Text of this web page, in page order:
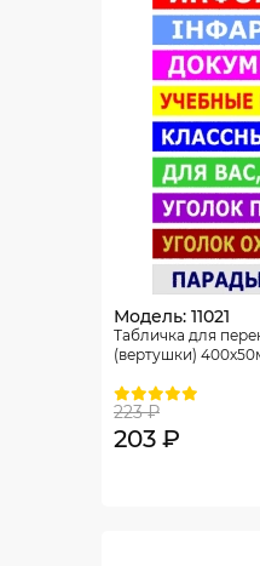
Модель: 11021
Табличка для
(вертушки)
223 ₽
203 ₽